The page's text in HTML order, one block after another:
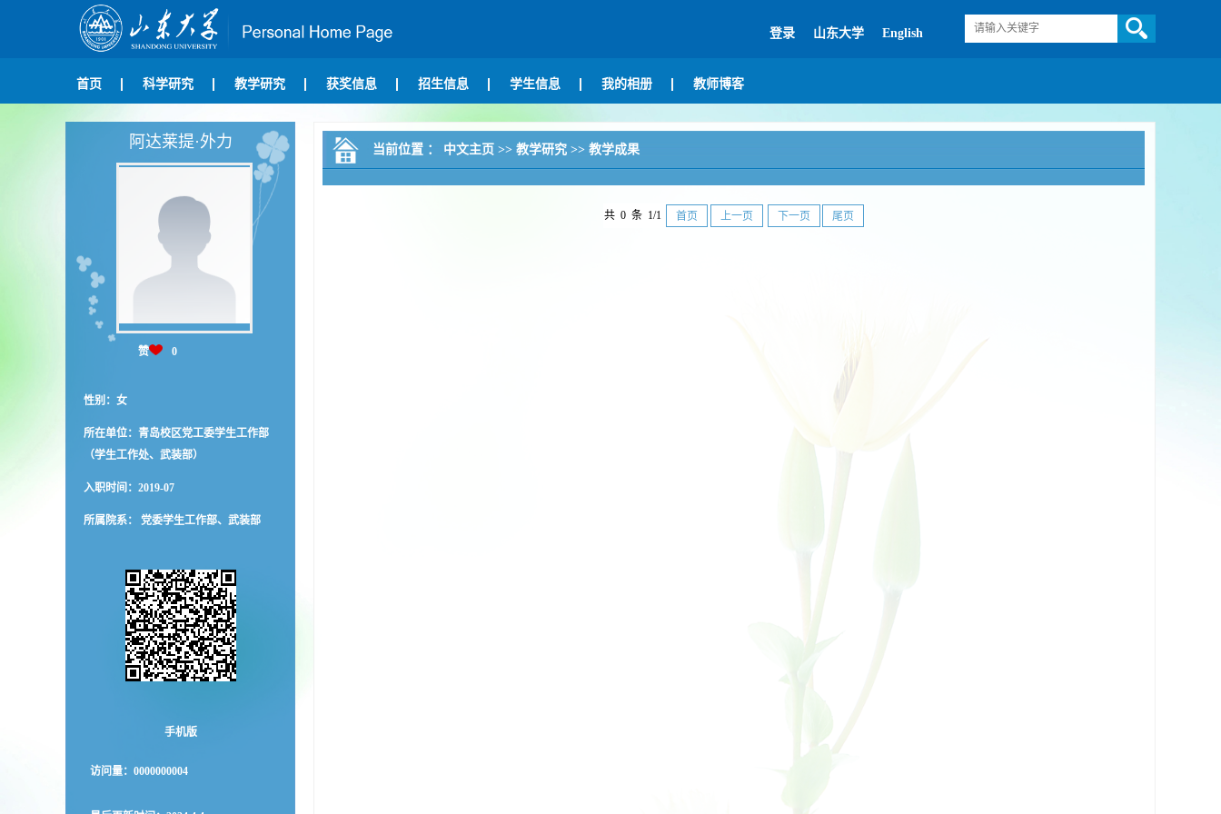
登录 山东大学 English
首页 科学研究 教学研究 获奖信息 招生信息 学生信息 我的相册 教师博客
阿达莱提·外力
赞 0
性别：女
所在单位：青岛校区党工委学生工作部
（学生工作处、武装部）
入职时间：2019-07
所属院系： 党委学生工作部、武装部
手机版
访问量： 0000000004
当前位置 ： 中文主页 >> 教学研究 >> 教学成果
共 0 条 1/1 首页 上一页 下一页 尾页